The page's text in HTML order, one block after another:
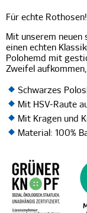
Für echte Rothosen!
Mit unserem neuen
einen echten
Polohemd mit
Zweifel
Schwarzes
Mit HSV-Raute
Mit Kragen und
Material: 100%